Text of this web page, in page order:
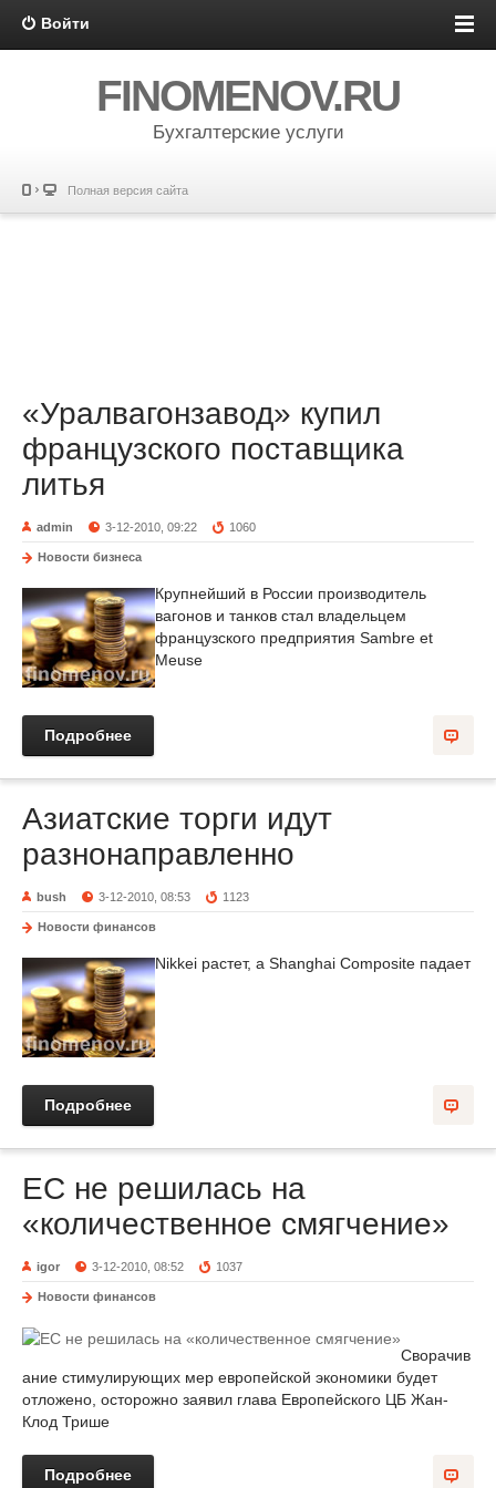
Войти
FINOMENOV.RU
Бухгалтерские услуги
Полная версия сайта
«Уралвагонзавод» купил
французского поставщика
литья
admin 3-12-2010, 09:22 1060
Новости бизнеса
Крупнейший в России производитель
вагонов и танков стал владельцем
французского предприятия Sambre et
Meuse
Подробнее
Азиатские торги идут
разнонаправленно
bush 3-12-2010, 08:53 1123
Новости финансов
Nikkei растет, а Shanghai Composite падает
Подробнее
ЕС не решилась на
«количественное смягчение»
igor 3-12-2010, 08:52 1037
Новости финансов
Сворачив
ание стимулирующих мер европейской экономики будет
отложено, осторожно заявил глава Европейского ЦБ Жан-
Клод Трише
Подробнее